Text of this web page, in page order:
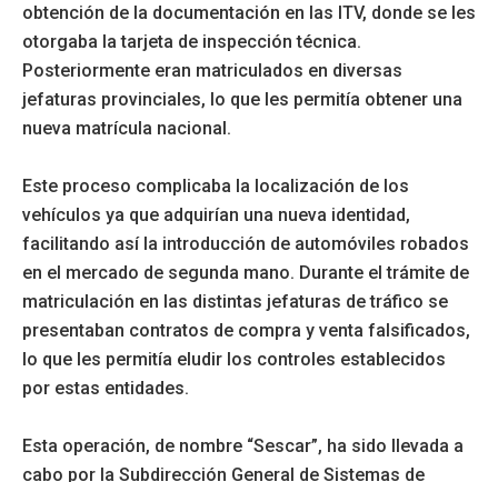
obtención de la documentación en las ITV, donde se les
otorgaba la tarjeta de inspección técnica.
Posteriormente eran matriculados en diversas
jefaturas provinciales, lo que les permitía obtener una
nueva matrícula nacional.
Este proceso complicaba la localización de los
vehículos ya que adquirían una nueva identidad,
facilitando así la introducción de automóviles robados
en el mercado de segunda mano. Durante el trámite de
matriculación en las distintas jefaturas de tráfico se
presentaban contratos de compra y venta falsificados,
lo que les permitía eludir los controles establecidos
por estas entidades.
Esta operación, de nombre “Sescar”, ha sido llevada a
cabo por la Subdirección General de Sistemas de